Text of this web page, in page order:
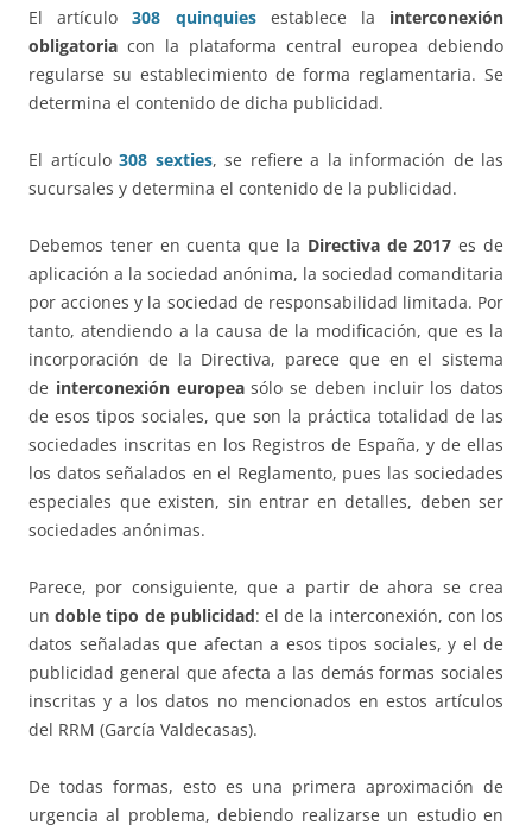
El artículo308 quinquiesestablece la interconexión
obligatoria con la plataforma central europea debiendo
regularse su establecimiento de forma reglamentaria. Se
determina el contenido de dicha publicidad.
El artículo 308 sexties, se refiere a la información de las
sucursales y determina el contenido de la publicidad.
Debemos tener en cuenta que la Directiva de 2017 es de
aplicación a la sociedad anónima, la sociedad comanditaria
por acciones y la sociedad de responsabilidad limitada. Por
tanto, atendiendo a la causa de la modificación, que es la
incorporación de la Directiva, parece que en el sistema
de interconexión europeasólo se deben incluir los datos
de esos tipos sociales, que son la práctica totalidad de las
sociedades inscritas en los Registros de España, y de ellas
los datos señalados en el Reglamento, pues las sociedades
especiales que existen, sin entrar en detalles, deben ser
sociedades anónimas.
Parece, por consiguiente, que a partir de ahora se crea
undoble tipo de publicidad: el de la interconexión, con los
datos señaladas que afectan a esos tipos sociales, y el de
publicidad general que afecta a las demás formas sociales
inscritas y a los datos no mencionados en estos artículos
del RRM (García Valdecasas).
De todas formas, esto es una primera aproximación de
urgencia al problema, debiendo realizarse un estudio en